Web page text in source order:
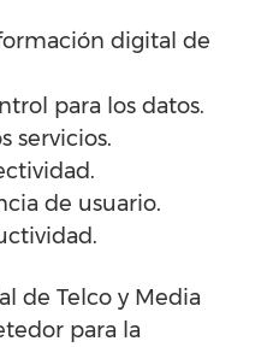
digital de
para los datos.
servicios.
de usuario.
de Telco y Media
para la